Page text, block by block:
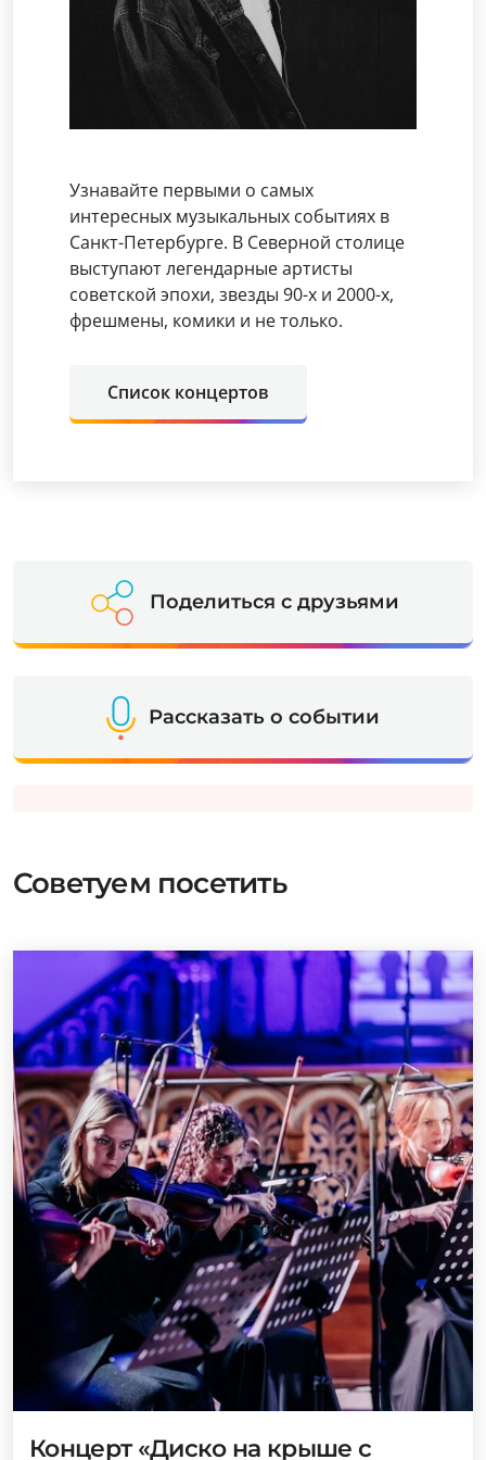
Узнавайте первыми о самых
интересных музыкальных событиях в
Санкт-Петербурге. В Северной столице
выступают легендарные артисты
советской эпохи, звезды 90-х и 2000-х,
фрешмены, комики и не только.
Список концертов
Поделиться с друзьями
Рассказать о событии
Советуем посетить
Концерт «Диско на крыше с